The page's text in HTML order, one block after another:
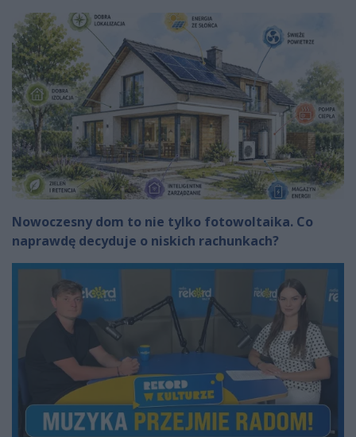
Nowoczesny dom to nie tylko fotowoltaika. Co
naprawdę decyduje o niskich rachunkach?